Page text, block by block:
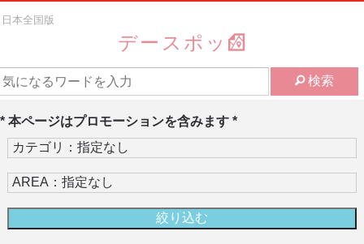
日本全国版
デースポッ
検索
* 本ページはプロモーションを含みます *